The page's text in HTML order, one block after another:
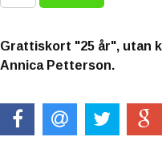
Grattiskort "25 år", utan
Annica Petterson.